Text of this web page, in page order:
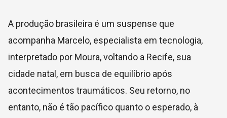
A produção brasileira é um suspense que
acompanha Marcelo, especialista em tecnologia,
interpretado por Moura, voltando a Recife, sua
cidade natal, em busca de equilíbrio após
acontecimentos traumáticos. Seu retorno, no
entanto, não é tão pacífico quanto o esperado, à